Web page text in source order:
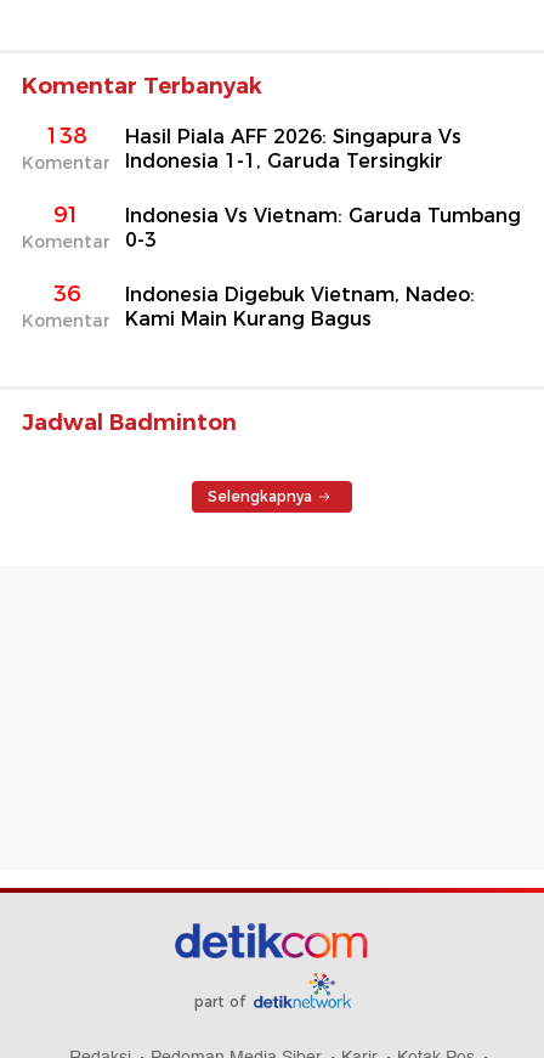
Komentar Terbanyak
138
Komentar
Hasil Piala AFF 2026: Singapura Vs
Indonesia 1-1, Garuda Tersingkir
91
Komentar
Indonesia Vs Vietnam: Garuda Tumbang
0-3
36
Komentar
Indonesia Digebuk Vietnam, Nadeo:
Kami Main Kurang Bagus
Jadwal Badminton
Selengkapnya
part of